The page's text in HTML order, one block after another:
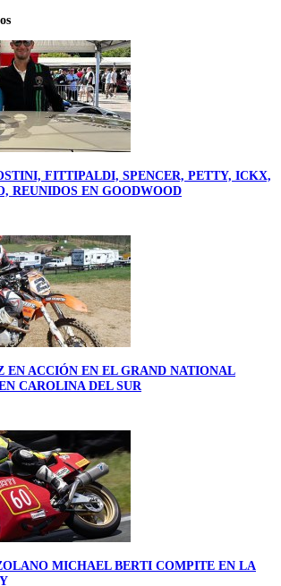
FITTIPALDI, SPENCER, PETTY, ICKX,
REUNIDOS EN GOODWOOD
EN ACCIÓN EN EL GRAND NATIONAL
CAROLINA DEL SUR
MICHAEL BERTI COMPITE EN LA